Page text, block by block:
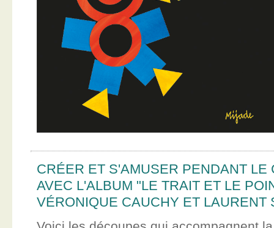
CRÉER ET S'AMUSER PENDANT LE
AVEC L'ALBUM "LE TRAIT ET LE
VÉRONIQUE CAUCHY ET LAURENT